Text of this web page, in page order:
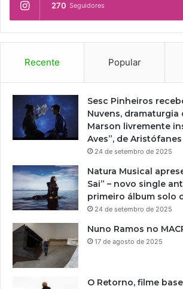
270 Seguidores
Recente Popular
Sesc Pinheiros
Nuvens, dramaturgia
Marson livremente
Aves”, de Aristófanes
24 de setembro de 2025
Natura Musical
Sai” – novo single
primeiro álbum solo
24 de setembro de 2025
Nuno Ramos no
17 de agosto de 2025
O Retorno, filme